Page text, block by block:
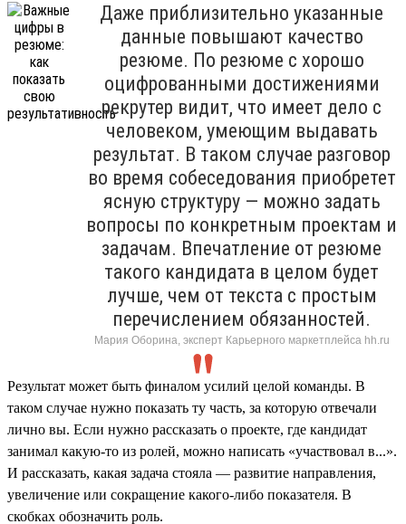
Даже приблизительно указанные
данные повышают качество
резюме. По резюме с хорошо
оцифрованными достижениями
рекрутер видит, что имеет дело с
человеком, умеющим выдавать
результат. В таком случае разговор
во время собеседования приобретет
ясную структуру — можно задать
вопросы по конкретным проектам и
задачам. Впечатление от резюме
такого кандидата в целом будет
лучше, чем от текста с простым
перечислением обязанностей.
Мария Оборина, эксперт Карьерного маркетплейса hh.ru
Результат может быть финалом усилий целой команды. В
таком случае нужно показать ту часть, за которую отвечали
лично вы. Если нужно рассказать о проекте, где кандидат
занимал какую-то из ролей, можно написать «участвовал в...».
И рассказать, какая задача стояла — развитие направления,
увеличение или сокращение какого-либо показателя. В
скобках обозначить роль.